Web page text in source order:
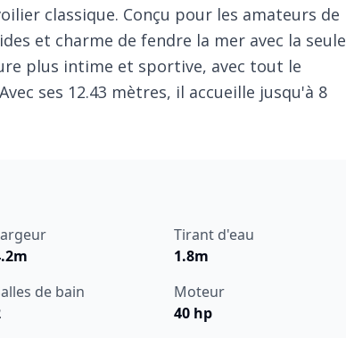
classique. Conçu pour les amateurs de
et charme de fendre la mer avec la seule
plus intime et sportive, avec tout le
ses 12.43 mètres, il accueille jusqu'à 8
Tirant d'eau
1.8m
de bain
Moteur
40 hp